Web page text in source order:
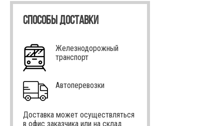
СПОСОБЫ ДОСТАВКИ
Железнодорожный
транспорт
Автоперевозки
Доставка может осуществляться
в офис заказчика или на склад